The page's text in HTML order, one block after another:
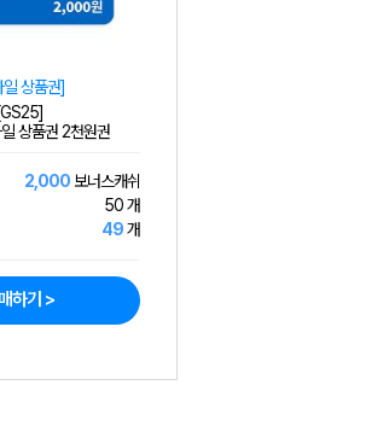
일 상품권]
[GS25]
상품권 2천원권
2,000 보너스캐쉬
50 개
49개
하기 >